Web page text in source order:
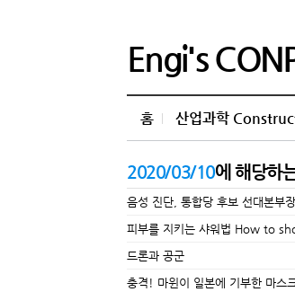
Engi's
홈 산업과학
2020/03/10에 해당하
음성 진단, 통합당 후보 선대본부
피부를 지키는 샤워법 How to
드론과 공군
충격! 마윈이 일본에 기부한 마스